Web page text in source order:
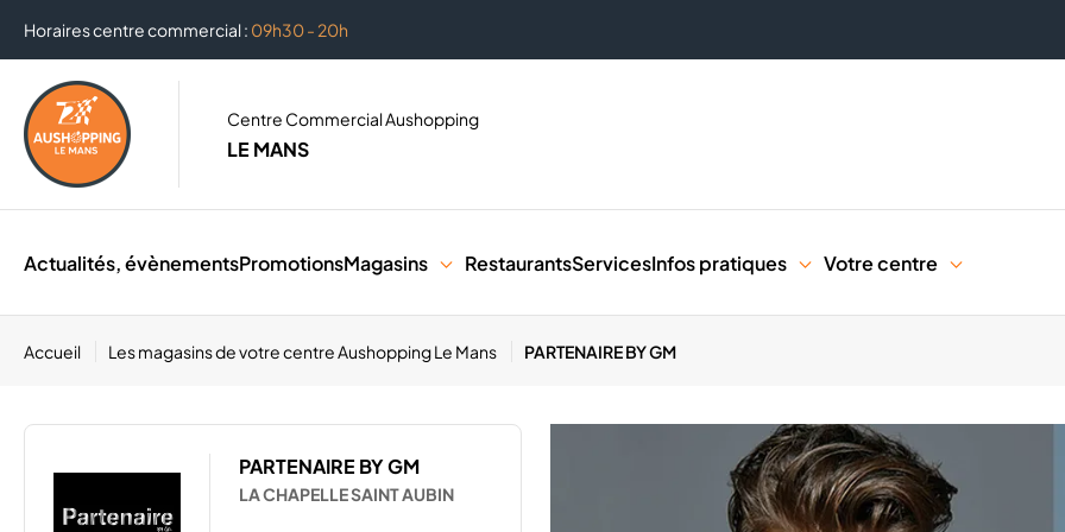
Horaires centre commercial : 09h30 - 20h
Centre Commercial Aushopping
LE MANS
Actualités, évènementsPromotionsMagasins RestaurantsServicesInfos pratiques Votre centre
Accueil Les magasins de votre centre Aushopping Le Mans PARTENAIRE BY GM
PARTENAIRE BY GM
LA CHAPELLE SAINT AUBIN